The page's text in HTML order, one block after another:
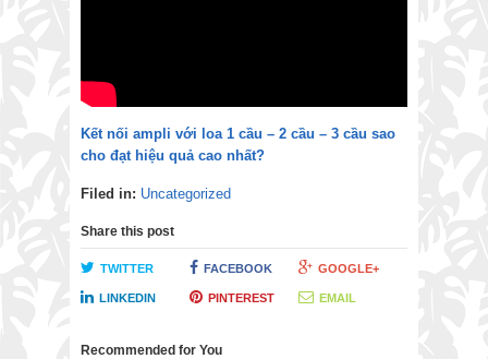
Kết nối ampli với loa 1 cầu – 2 cầu – 3 cầu sao
cho đạt hiệu quả cao nhất?
Filed in: Uncategorized
Share this post
TWITTER FACEBOOK GOOGLE+
LINKEDIN PINTEREST EMAIL
Recommended for You